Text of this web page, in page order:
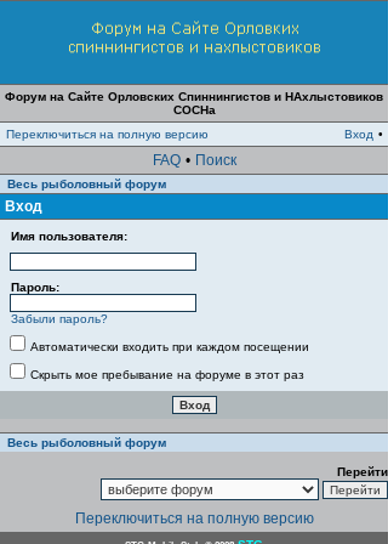
Форум на Сайте Орловских Спиннингистов и НАхлыстовиков
СОСНа
Переключиться на полную версию
Вход •
FAQ • Поиск
Весь рыболовный форум
Вход
Имя пользователя:
Пароль:
Забыли пароль?
Автоматически входить при каждом посещении
Скрыть мое пребывание на форуме в этот раз
Весь рыболовный форум
Перейти
Переключиться на полную версию